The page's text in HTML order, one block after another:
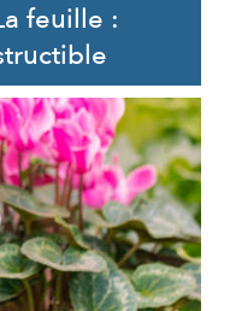
feuille :